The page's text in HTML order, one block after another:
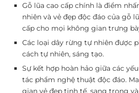
Gỗ lũa cao cấp chính là điểm
nhiên và vẻ đẹp độc đáo của gỗ
cấp cho mọi không gian trưng
Các loại dây rừng tự nhiên được
cách tự nhiên, sáng tạo.
Sự kết hợp hoàn hảo giữa các
tác phẩm nghệ thuật độc đáo.
gian vẻ đẹp tinh tế, sang trọng